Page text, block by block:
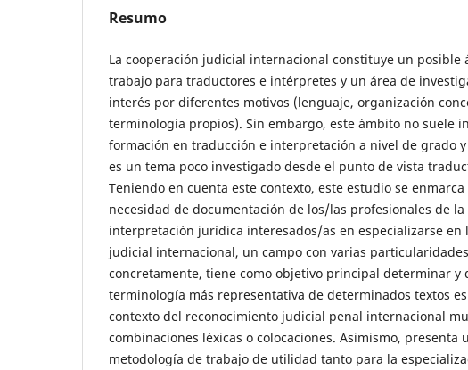
Resumo
La cooperación judicial internacional constituye un posible
trabajo para traductores e intérpretes y un área de
interés por diferentes motivos (lenguaje, organización
terminología propios). Sin embargo, este ámbito no suele
formación en traducción e interpretación a nivel de grado
es un tema poco investigado desde el punto de vista
Teniendo en cuenta este contexto, este estudio se enmarca
necesidad de documentación de los/las profesionales de
interpretación jurídica interesados/as en especializarse en
judicial internacional, un campo con varias
concretamente, tiene como objetivo principal determinar y
terminología más representativa de determinados textos
contexto del reconocimiento judicial penal internacional
combinaciones léxicas o colocaciones. Asimismo, presenta
metodología de trabajo de utilidad tanto para la